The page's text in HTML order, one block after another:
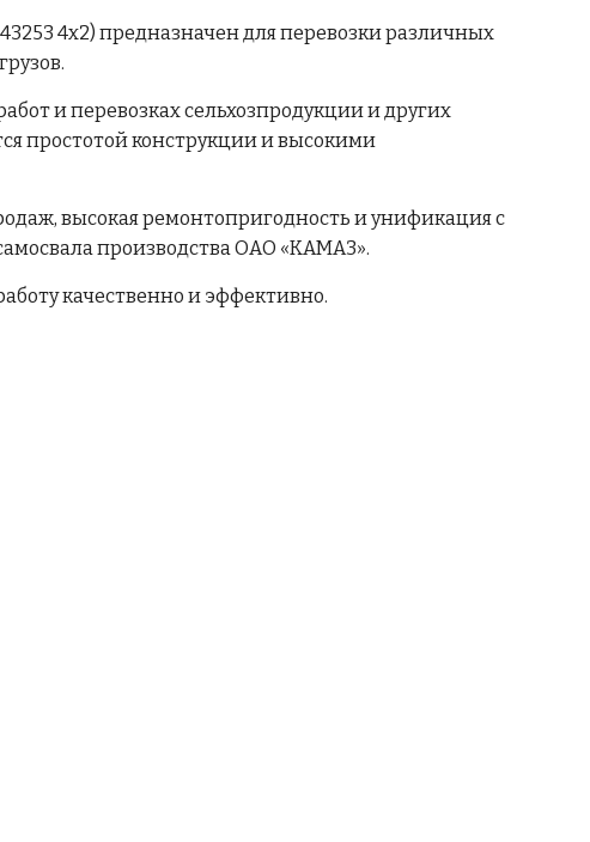
4х2) предназначен для перевозки различных
и перевозках сельхозпродукции и других
простотой конструкции и высокими
высокая ремонтопригодность и унификация с
производства ОАО «КАМАЗ».
качественно и эффективно.